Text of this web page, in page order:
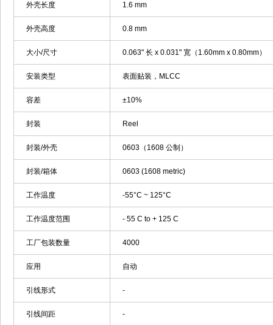
外壳长度 1.6 mm
外壳高度 0.8 mm
大小/尺寸 0.063" 长 x 0.031" 宽（1.60mm x 0.80mm）
安装类型 表面贴装，MLCC
容差 ±10%
封装 Reel
封装/外壳 0603（1608 公制）
封装/箱体 0603 (1608 metric)
工作温度 -55°C ~ 125°C
工作温度范围 - 55 C to + 125 C
工厂包装数量 4000
应用 自动
引线形式 -
引线间距 -